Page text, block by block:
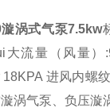
漩涡式气泵7.5kw
流量（风量）
18KPA 进风内螺
漩涡气泵、负压